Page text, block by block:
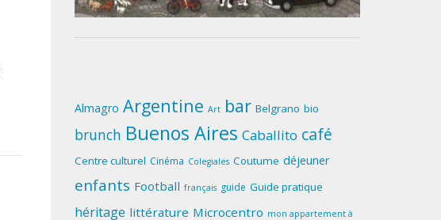
Almagro Argentine Art bar Belgrano bio
brunch Buenos Aires Caballito café
Centre culturel Cinéma Colegiales Coutume déjeuner
enfants Football français guide Guide pratique
héritage littérature Microcentro mon appartement à